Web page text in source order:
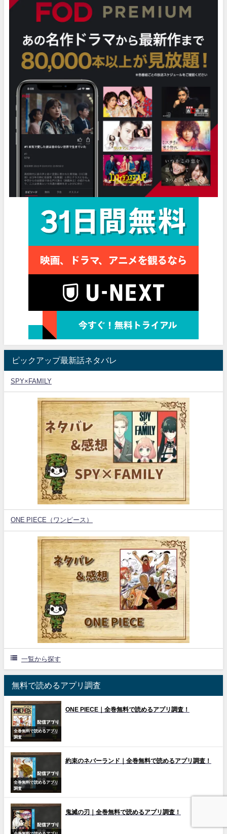
ピックアップ最新話ネタバレ
SPY×FAMILY
ONE PIECE（ワンピース）
一覧から探す
無料で読めるアプリ調査
全巻無料で読めるアプリ
調査
ONE PIECE｜全巻無料で読めるアプリ調査！
全巻無料で読めるアプリ
調査
約束のネバーランド｜全巻無料で読めるアプリ調査！
鬼滅の刃｜全巻無料で読めるアプリ調査！